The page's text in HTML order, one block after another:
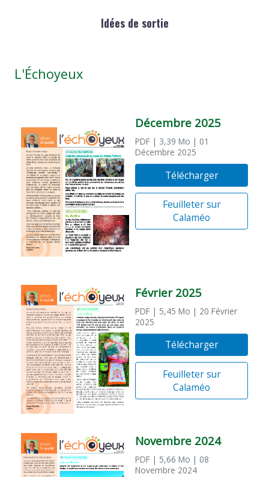
Idées de sortie
L'Échoyeux
Décembre 2025
PDF | 3,39 Mo | 01
Décembre 2025
Télécharger
Feuilleter sur
Calaméo
Février 2025
PDF | 5,45 Mo | 20 Février
2025
Télécharger
Feuilleter sur
Calaméo
Novembre 2024
PDF | 5,66 Mo | 08
Novembre 2024